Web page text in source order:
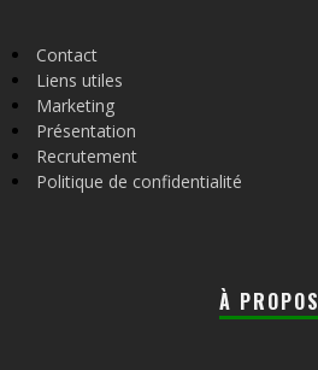
Contact
Liens utiles
Marketing
Présentation
Recrutement
Politique de confidentialité
À PROPOS